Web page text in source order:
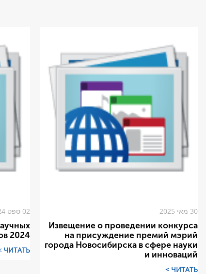
30 מאי 2025
Извещение о проведении конкурса
на присуждение премий мэрий
города Новосибирска в сфере науки
и инноваций
ЧИТАТЬ >
02 ספט 2024
2024
ЧИТАТЬ >